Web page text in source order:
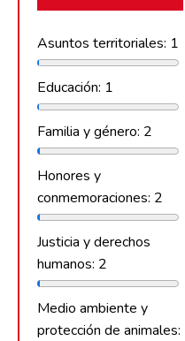
Asuntos territoriales: 1
Educación: 1
Familia y género: 2
Honores y
conmemoraciones: 2
Justicia y derechos
humanos: 2
Medio ambiente y
protección de animales: